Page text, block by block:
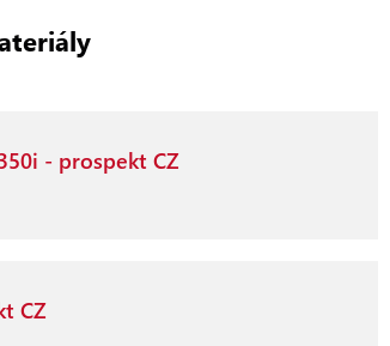
- prospekt CZ
CZ